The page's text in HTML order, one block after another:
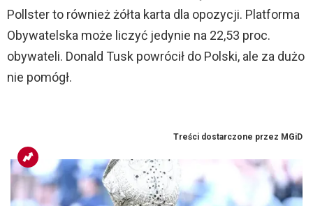
Pollster to również żółta karta dla opozycji. Platforma
Obywatelska może liczyć jedynie na 22,53 proc.
obywateli. Donald Tusk powrócił do Polski, ale za dużo
nie pomógł.